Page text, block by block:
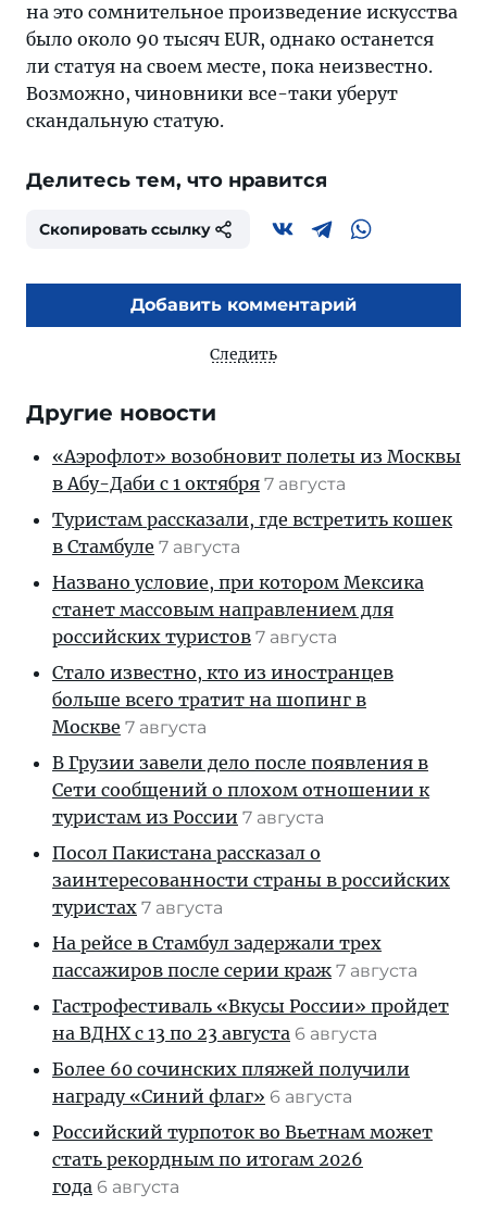
на это сомнительное произведение искусства
было около 90 тысяч EUR, однако останется
ли статуя на своем месте, пока неизвестно.
Возможно, чиновники все-таки уберут
скандальную статую.
Делитесь тем, что нравится
Скопировать ссылку
Добавить комментарий
Следить
Другие новости
«Аэрофлот» возобновит полеты из Москвы
в Абу-Даби с 1 октября 7 августа
Туристам рассказали, где встретить кошек
в Стамбуле 7 августа
Названо условие, при котором Мексика
станет массовым направлением для
российских туристов 7 августа
Стало известно, кто из иностранцев
больше всего тратит на шопинг в
Москве 7 августа
В Грузии завели дело после появления в
Сети сообщений о плохом отношении к
туристам из России 7 августа
Посол Пакистана рассказал о
заинтересованности страны в российских
туристах 7 августа
На рейсе в Стамбул задержали трех
пассажиров после серии краж 7 августа
Гастрофестиваль «Вкусы России» пройдет
на ВДНХ с 13 по 23 августа 6 августа
Более 60 сочинских пляжей получили
награду «Синий флаг» 6 августа
Российский турпоток во Вьетнам может
стать рекордным по итогам 2026
года 6 августа